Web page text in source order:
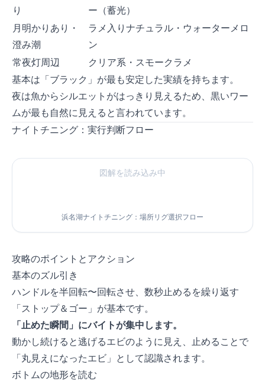
り
ー（蓄光）
月明かりあり・
澄み潮
ラメ入りナチュラル・ウォーターメロ
ン
常夜灯周辺
クリア系・スモークラメ
基本は「ブラック」が最も安定した実績を持ちます。
夜は魚からシルエットがはっきり見えるため、黒いワー
ムが最も自然に見えると言われています。
ナイトチニング：実行判断フロー
図解を読み込み中...
浜名湖ナイトチニング：場所×リグ選択フロー
攻略のポイントとアクション
基本のズル引き
ハンドルを半回転〜1回転させ、数秒止めるを繰り返す
「ストップ＆ゴー」が基本です。
「止めた瞬間」にバイトが集中します。
動かし続けると逃げるエビのように見え、止めることで
「丸見えになったエビ」として認識されます。
ボトムの地形を読む